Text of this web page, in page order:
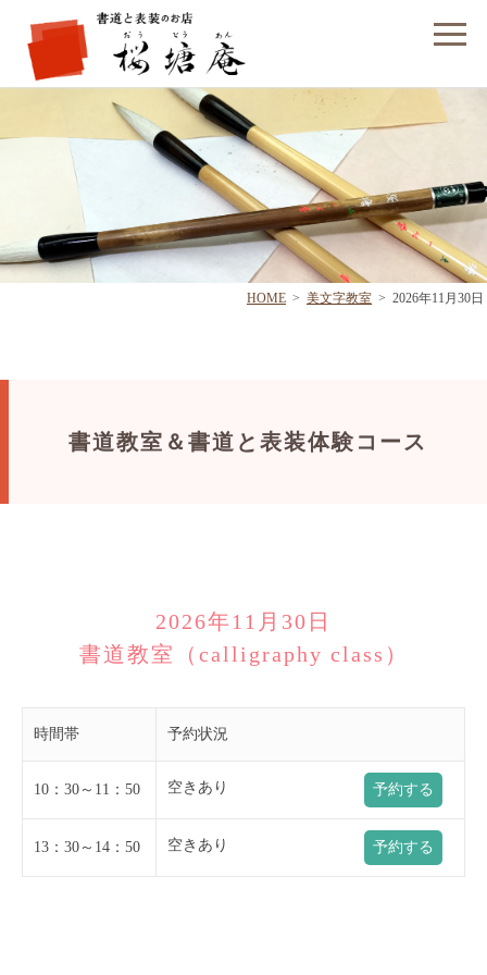
フォームでのお問い合わせ
HOME > 美文字教室 > 2026年11月30日
書道教室＆書道と表装体験コース
2026年11月30日
書道教室（calligraphy class）
時間帯 予約状況
10：30～11：50 空きあり 予約する
13：30～14：50 空きあり 予約する